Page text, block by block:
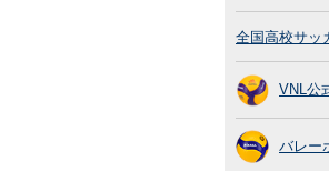
全国高校サッ
VNL公
バレー